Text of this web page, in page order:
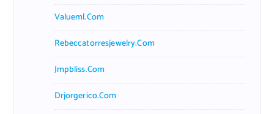
Valueml.com
Rebeccatorresjewelry.com
Jmpbliss.com
Drjorgerico.com